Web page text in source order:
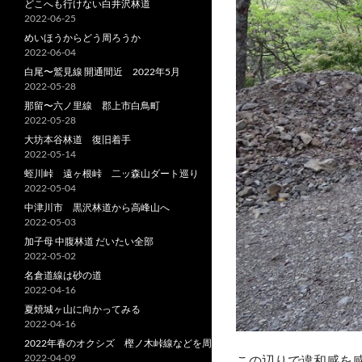
どこへも行けない白井沢林道
2022-06-25
めいほうからどう周ろうか
2022-06-04
白尾〜鷲見線 開通間近 2022年5月
2022-05-28
那留〜六ノ里線 郡上市白鳥町
2022-05-28
大坊本谷林道 復旧着手
2022-05-14
蛭川峠 遠ヶ根峠 二ッ森山ダート巡り
2022-05-04
中津川市 黒沢林道から高峰山へ
2022-05-03
加子母 中腹林道 だいたい全部
2022-05-02
名倉道線は砂の道
2022-04-16
夏焼城ヶ山に向かってみる
2022-04-16
2022年春のオクシズ 樫ノ木峠線などを周る
2022-04-09